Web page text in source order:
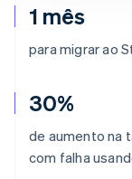
1 mês
para migrar ao
30%
de aumento na
com falha